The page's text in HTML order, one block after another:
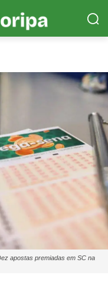
apostas premiadas em SC na